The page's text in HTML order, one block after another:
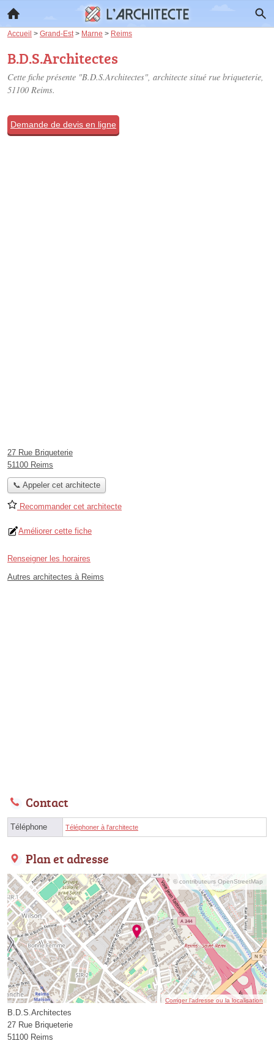
Accueil > Grand-Est > Marne > Reims
B.D.S.Architectes
Cette fiche présente "B.D.S.Architectes", architecte situé rue briqueterie,
51100 Reims.
Demande de devis en ligne
27 Rue Briqueterie
51100 Reims
📞 Appeler cet architecte
Recommander cet architecte
Améliorer cette fiche
Renseigner les horaires
Autres architectes à Reims
Contact
Téléphone Téléphoner à l'architecte
Plan et adresse
© contributeurs OpenStreetMap
Corriger l’adresse ou la localisation
B.D.S.Architectes
27 Rue Briqueterie
51100 Reims